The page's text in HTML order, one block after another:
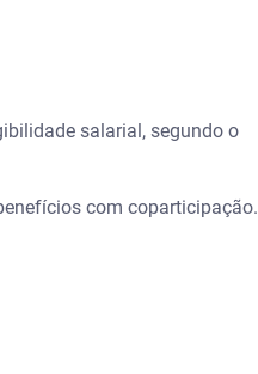
salarial, segundo o
com coparticipação.